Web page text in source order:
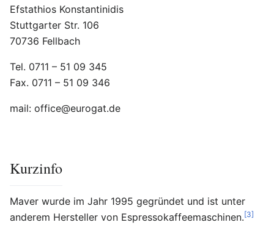
Efstathios Konstantinidis
Stuttgarter Str. 106
70736 Fellbach
Tel. 0711 – 51 09 345
Fax. 0711 – 51 09 346
mail: office@eurogat.de
Kurzinfo
Maver wurde im Jahr 1995 gegründet und ist unter
anderem Hersteller von Espressokaffeemaschinen.[3]